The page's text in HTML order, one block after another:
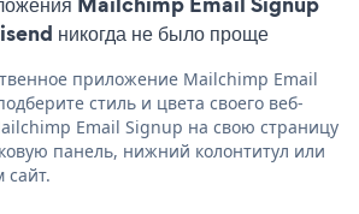
никогда не было проще
приложение Mailchimp Email
стиль и цвета своего веб-
Email Signup на свою страницу
панель, нижний колонтитул или
сайт.